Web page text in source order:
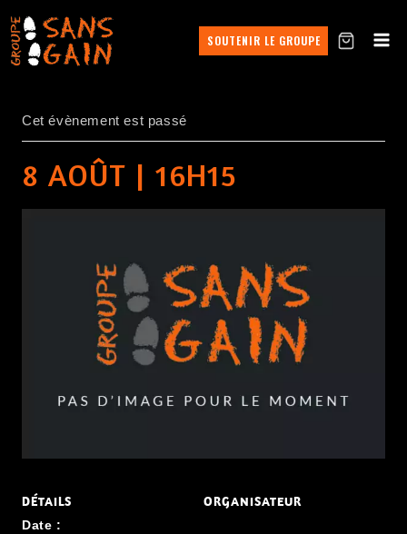
SOUTENIR LE GROUPE
Cet évènement est passé
8 AOÛT | 16H15
DÉTAILS
Date :
ORGANISATEUR